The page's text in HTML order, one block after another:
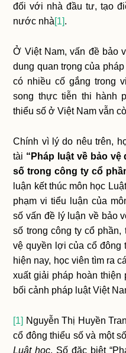
đối với nhà đầu tư, tạo
nước nhà[1].
Ở Việt Nam, vấn đề bảo
dung quan trọng của
có nhiều cố gắng trong
song thực tiễn thi hành
thiểu số ở Việt Nam vẫn
Chính vì lý do nêu trên,
tài “Pháp luật về bảo
số trong công ty cổ
luận kết thúc môn học
phạm vi tiểu luận của
số vấn đề lý luận về bảo
số trong công ty cổ
vệ quyền lợi của cổ đông
hiện nay, học viên tìm ra
xuất giải pháp hoàn thiện
bối cảnh pháp luật Việt
[1] Nguyễn Thị Huyền
cổ đông thiểu số và một
Luật học, Số đặc biệt